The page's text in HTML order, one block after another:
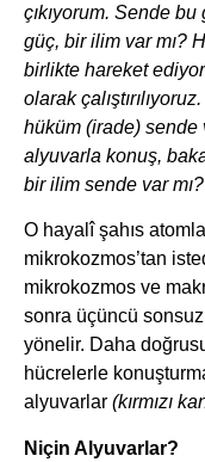
çıkıyorum. Sende
güç, bir ilim var mı?
birlikte hareket
olarak
hüküm (irade) sende
alyuvarla konuş,
bir ilim sende var
O hayalî şahıs
mikrokozmos’tan
mikrokozmos ve
sonra üçüncü
yönelir. Daha
hücrelerle
alyuvarlar (kırmızı
Niçin Alyuvarlar?